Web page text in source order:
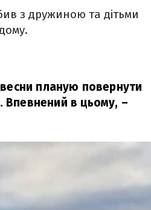
з дружиною та дітьми
планую повернути
Впевнений в цьому, –